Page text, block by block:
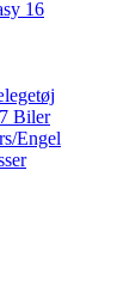
16
Biler
Engel